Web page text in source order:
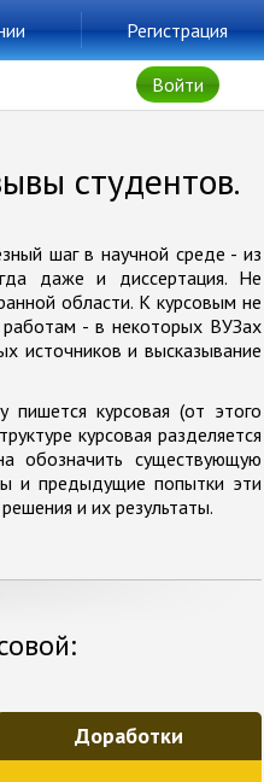
Регистрация
Войти
студентов.
шаг в научной среде - из
даже и диссертация. Не
области. К курсовым не
работам - в некоторых ВУЗах
источников и высказывание
курсовая (от этого
курсовая разделяется
обозначить существующую
и предыдущие попытки эти
и их результаты.
Доработки